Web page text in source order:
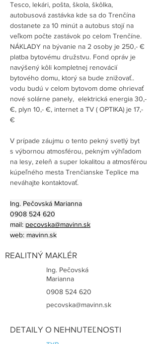
Tesco, lekári, pošta, škola, škôlka,
autobusová zastávka kde sa do Trenčína
dostanete za 10 minút a autobus stojí na
veľkom počte zastávok po celom Trenčíne.
NÁKLADY na bývanie na 2 osoby je 250,- €
platba bytovému družstvu. Fond opráv je
navýšený kôli kompletnej renovácií
bytového domu, ktorý sa bude znižovať..
vodu budú v celom bytovom dome ohrievať
nové solárne panely,  elektrická energia 30,-
€, plyn 10,- €, internet a TV ( OPTIKA) je 17,-
€
V prípade záujmu o tento pekný svetlý byt
s výbornou atmosférou, pekným výhľadom
na lesy, zeleň a super lokalitou a atmosférou
kúpeľného mesta Trenčianske Teplice ma
neváhajte kontaktovať.
Ing. Pečovská Marianna
0908 524 620
mail: pecovska@mavinn.sk
web: mavinn.sk
REALITNÝ MAKLÉR
Ing. Pečovská
Marianna
0908 524 620
pecovska@mavinn.sk
DETAILY O NEHNUTEĽNOSTI